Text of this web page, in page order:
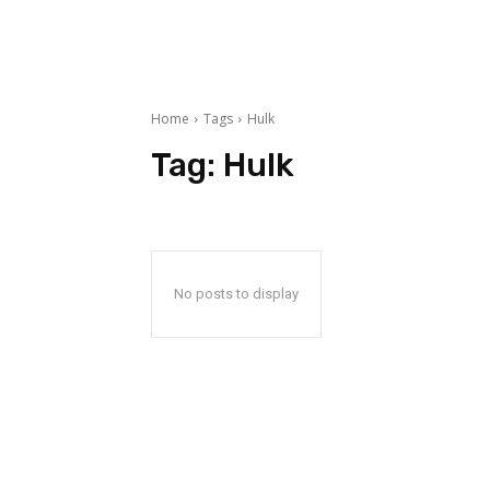
Home Tags Hulk
Tag: Hulk
No posts to display